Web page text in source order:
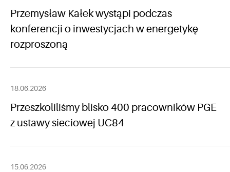
Przemysław Kałek wystąpi podczas
konferencji o inwestycjach w energetykę
rozproszoną
18.06.2026
Przeszkoliliśmy blisko 400 pracowników PGE
z ustawy sieciowej UC84
15.06.2026